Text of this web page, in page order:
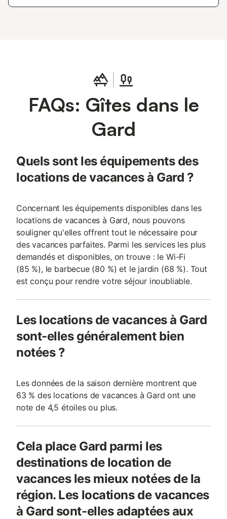
FAQs: Gîtes dans le
Gard
Quels sont les équipements des
locations de vacances à Gard ?
Concernant les équipements disponibles dans les
locations de vacances à Gard, nous pouvons
souligner qu'elles offrent tout le nécessaire pour
des vacances parfaites. Parmi les services les plus
demandés et disponibles, on trouve : le Wi-Fi
(85 %), le barbecue (80 %) et le jardin (68 %). Tout
est conçu pour rendre votre séjour inoubliable.
Les locations de vacances à Gard
sont-elles généralement bien
notées ?
Les données de la saison dernière montrent que
63 % des locations de vacances à Gard ont une
note de 4,5 étoiles ou plus.
Cela place Gard parmi les
destinations de location de
vacances les mieux notées de la
région. Les locations de vacances
à Gard sont-elles adaptées aux